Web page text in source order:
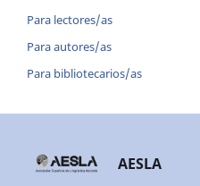
Para lectores/as
Para autores/as
Para bibliotecarios/as
AESLA